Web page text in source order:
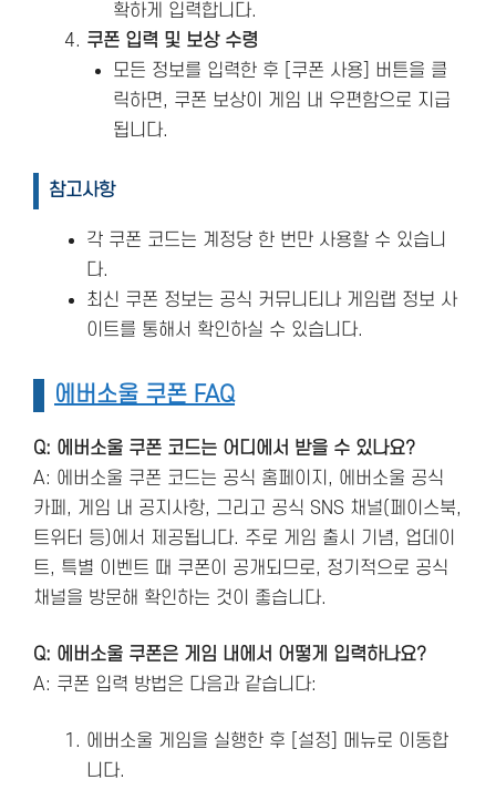
확하게 입력합니다.
쿠폰 입력 및 보상 수령
모든 정보를 입력한 후 [쿠폰 사용] 버튼을 클
릭하면, 쿠폰 보상이 게임 내 우편함으로 지급
됩니다.
참고사항
각 쿠폰 코드는 계정당 한 번만 사용할 수 있습니
다.
최신 쿠폰 정보는 공식 커뮤니티나 게임랩 정보 사
이트를 통해서 확인하실 수 있습니다.
에버소울 쿠폰 FAQ
Q: 에버소울 쿠폰 코드는 어디에서 받을 수 있나요?
A: 에버소울 쿠폰 코드는 공식 홈페이지, 에버소울 공식
카페, 게임 내 공지사항, 그리고 공식 SNS 채널(페이스북,
트위터 등)에서 제공됩니다. 주로 게임 출시 기념, 업데이
트, 특별 이벤트 때 쿠폰이 공개되므로, 정기적으로 공식
채널을 방문해 확인하는 것이 좋습니다.
Q: 에버소울 쿠폰은 게임 내에서 어떻게 입력하나요?
A: 쿠폰 입력 방법은 다음과 같습니다:
에버소울 게임을 실행한 후 [설정] 메뉴로 이동합
니다.